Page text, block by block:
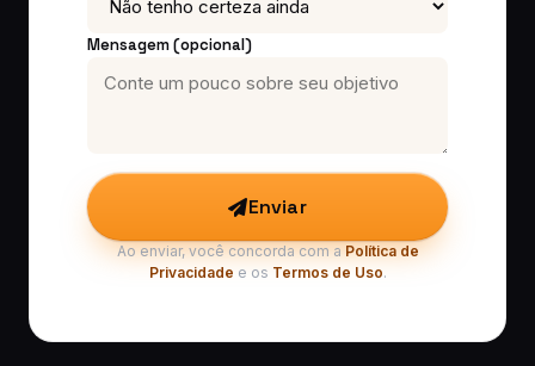
Mensagem (opcional)
Enviar
Ao enviar, você concorda com aPolítica de
Privacidade e os Termos de Uso.